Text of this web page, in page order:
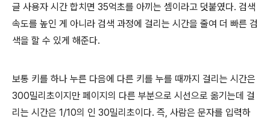
글 사용자 시간 합치면 35억초를 아끼는 셈이라고 덧붙였다. 검색
속도를 높인 게 아니라 검색 과정에 걸리는 시간을 줄여 더 빠른 검
색을 할 수 있게 해준다.
보통 키를 하나 누른 다음에 다른 키를 누를 때까지 걸리는 시간은
300밀리초이지만 페이지의 다른 부분으로 시선으로 옮기는데 걸
리는 시간은 1/10의 인 30밀리초이다. 즉, 사람은 문자를 입력하